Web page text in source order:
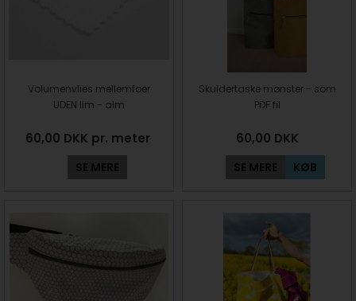
Volumenvlies mellemfoer
UDEN lim - alm
60,00 DKK pr. meter
SE MERE
Skuldertaske mønster - som
PDF fil
60,00 DKK
SE MERE KØB